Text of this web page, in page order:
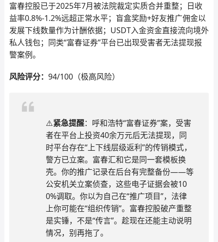
富春控股已于2025年7月被法院裁定实质合并重整；日收
益率0.8%-1.2%远超正常水平；盲盒奖励+好友推广佣金以
发展下线数量作为计酬依据；USDT入金资金直接流向境外
私人钱包；同类“富春证券”平台已出现受害者无法提现报
警案例。
风险评分： 94/100（极高风险）
⚠️紧急提醒：呼和浩特“富春证券”案，受害
者在平台上投资40余万元后无法提现，同
时平台存在“上下线层级返利”的传销模式，
警方已立案。富春汇和它是同一套模板换
壳。你的推广记录在后台有完整备份——等
公安机关立案侦查，这些电子证据会被10
0%调取。你以为自己在“推广项目”，法律
上你可能在“组织传销”。富春控股破产重整
是实锤，不是“传言”。趁现在还能主动说明
情况，别再拖了。